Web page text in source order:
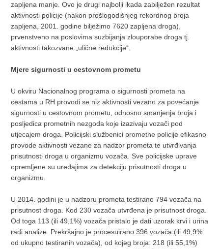
zapljena manje. Ovo je drugi najbolji ikada zabilježen rezultat
aktivnosti policije (nakon prošlogodišnjeg rekordnog broja
zapljena, 2001. godine bilježimo 7620 zapljena droga),
prvenstveno na poslovima suzbijanja zlouporabe droga tj.
aktivnosti takozvane „ulične redukcije“.
Mjere sigurnosti u cestovnom prometu
U okviru Nacionalnog programa o sigurnosti prometa na
cestama u RH provodi se niz aktivnosti vezano za povećanje
sigurnosti u cestovnom prometu, odnosno smanjenja broja i
posljedica prometnih nezgoda koje izazivaju vozači pod
utjecajem droga. Policijski službenici prometne policije efikasno
provode aktivnosti vezane za nadzor prometa te utvrđivanja
prisutnosti droga u organizmu vozača. Sve policijske uprave
opremljene su uređajima za detekciju prisutnosti droga u
organizmu.
U 2014. godini je u nadzoru prometa testirano 794 vozača na
prisutnost droga. Kod 230 vozača utvrđena je prisutnost droga.
Od toga 113 (ili 49,1%) vozača pristalo je dati uzorak krvi i urina
radi analize. Prekršajno je procesuirano 396 vozača (ili 49,9%
od ukupno testiranih vozača), od kojeg broja: 218 (ili 55,1%)